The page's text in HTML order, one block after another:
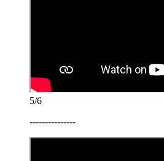
5/6
---------------